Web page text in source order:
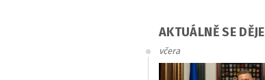
AKTUÁLNĚ SE DĚJE
včera